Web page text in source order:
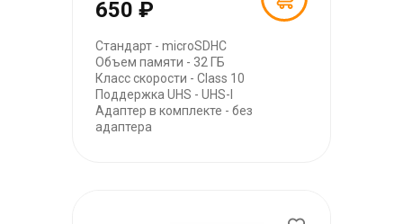
650 ₽
Стандарт - microSDHC
Объем памяти - 32 ГБ
Класс скорости - Class 10
Поддержка UHS - UHS-I
Адаптер в комплекте - без
адаптера